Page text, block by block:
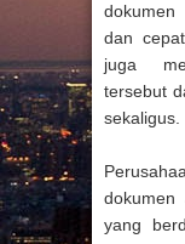
dan
juga
tersebut
sekaligus.
dokumen
yang